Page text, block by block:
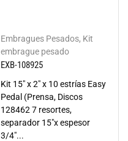
Embragues Pesados, Kit
embrague pesado
EXB-108925
Kit 15" x 2" x 10 estrías Easy
Pedal (Prensa, Discos
128462 7 resortes,
separador 15"x espesor
3/4"...